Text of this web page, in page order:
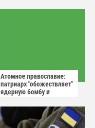
Атомное православие:
патриарх "обожествляет"
ядерную бомбу и
"апокалиптических
сценариев"